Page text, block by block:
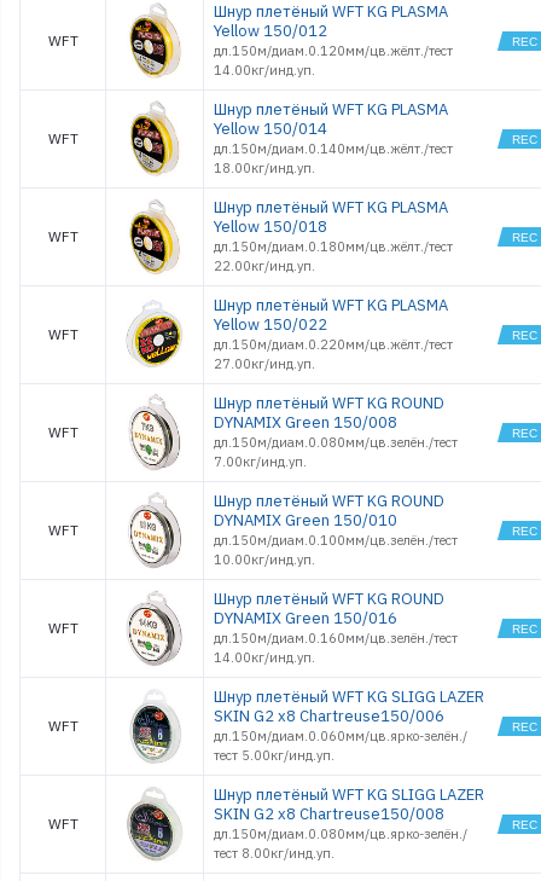
WFT
Шнур плетёный WFT KG PLASMA
Yellow 150/012
дл.150м/диам.0.120мм/цв.жёлт./тест
14.00кг/инд.уп.
WFT
Шнур плетёный WFT KG PLASMA
Yellow 150/014
дл.150м/диам.0.140мм/цв.жёлт./тест
18.00кг/инд.уп.
WFT
Шнур плетёный WFT KG PLASMA
Yellow 150/018
дл.150м/диам.0.180мм/цв.жёлт./тест
22.00кг/инд.уп.
WFT
Шнур плетёный WFT KG PLASMA
Yellow 150/022
дл.150м/диам.0.220мм/цв.жёлт./тест
27.00кг/инд.уп.
WFT
Шнур плетёный WFT KG ROUND
DYNAMIX Green 150/008
дл.150м/диам.0.080мм/цв.зелён./тест
7.00кг/инд.уп.
WFT
Шнур плетёный WFT KG ROUND
DYNAMIX Green 150/010
дл.150м/диам.0.100мм/цв.зелён./тест
10.00кг/инд.уп.
WFT
Шнур плетёный WFT KG ROUND
DYNAMIX Green 150/016
дл.150м/диам.0.160мм/цв.зелён./тест
14.00кг/инд.уп.
WFT
Шнур плетёный WFT KG SLIGG LAZER
SKIN G2 x8 Chartreuse150/006
дл.150м/диам.0.060мм/цв.ярко-зелён./
тест 5.00кг/инд.уп.
WFT
Шнур плетёный WFT KG SLIGG LAZER
SKIN G2 x8 Chartreuse150/008
дл.150м/диам.0.080мм/цв.ярко-зелён./
тест 8.00кг/инд.уп.